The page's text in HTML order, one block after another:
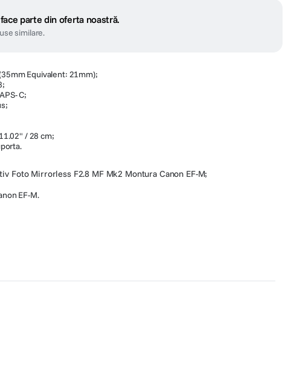
parte din oferta noastră.
similare.
Equivalent: 21mm);
C;
/ 28 cm;
Foto Mirrorless F2.8 MF Mk2 Montura Canon EF-M;
EF-M.